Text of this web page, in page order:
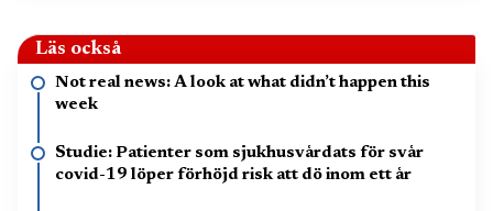
Läs också
Not real news: A look at what didn’t happen this
week
Studie: Patienter som sjukhusvårdats för svår
covid-19 löper förhöjd risk att dö inom ett år